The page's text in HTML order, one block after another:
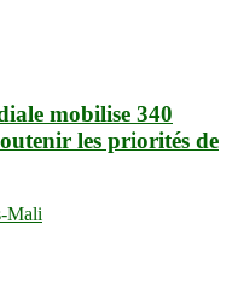
mobilise 340
les priorités de
Mali